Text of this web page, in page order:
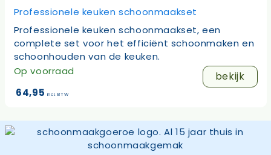
Professionele keuken schoonmaakset
Professionele keuken schoonmaakset, een
complete set voor het efficiënt schoonmaken en
schoonhouden van de keuken.
Op voorraad
bekijk
64,95 incl. BTW